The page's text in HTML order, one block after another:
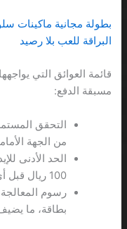
البراقة للعب بلا رصيد
مسبقة الدفع:
التحقق
من الجهة
100 ريال قبل أي رهان.
بطاقة، ما يضيف ما يقارب